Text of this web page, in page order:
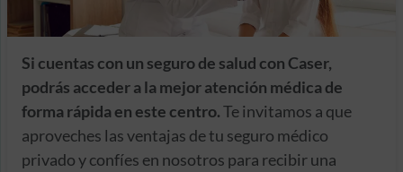
Si cuentas con un seguro de salud con Caser,
podrás acceder a la mejor atención médica de
forma rápida en este centro.Te invitamos a que
aproveches las ventajas de tu seguro médico
privado y confíes en nosotros para recibir una